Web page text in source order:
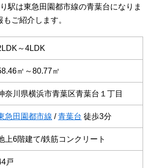
駅は東急田園都市線の青葉台になりま
ご紹介します。
～4LDK
㎡～80.77㎡
奈川県横浜市青葉区青葉台１丁目
急田園都市線 /青葉台 徒歩3分
上6階建て/鉄筋コンクリート
戸